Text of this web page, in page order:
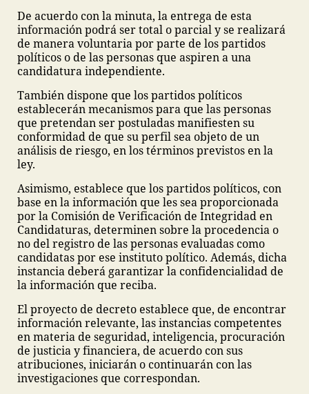
De acuerdo con la minuta, la entrega de esta
información podrá ser total o parcial y se realizará
de manera voluntaria por parte de los partidos
políticos o de las personas que aspiren a una
candidatura independiente.
También dispone que los partidos políticos
establecerán mecanismos para que las personas
que pretendan ser postuladas manifiesten su
conformidad de que su perfil sea objeto de un
análisis de riesgo, en los términos previstos en la
ley.
Asimismo, establece que los partidos políticos, con
base en la información que les sea proporcionada
por la Comisión de Verificación de Integridad en
Candidaturas, determinen sobre la procedencia o
no del registro de las personas evaluadas como
candidatas por ese instituto político. Además, dicha
instancia deberá garantizar la confidencialidad de
la información que reciba.
El proyecto de decreto establece que, de encontrar
información relevante, las instancias competentes
en materia de seguridad, inteligencia, procuración
de justicia y financiera, de acuerdo con sus
atribuciones, iniciarán o continuarán con las
investigaciones que correspondan.